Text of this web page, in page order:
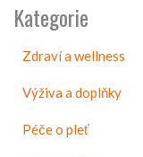
Kategorie
Zdraví a wellness
Výživa a doplňky
Péče o pleť